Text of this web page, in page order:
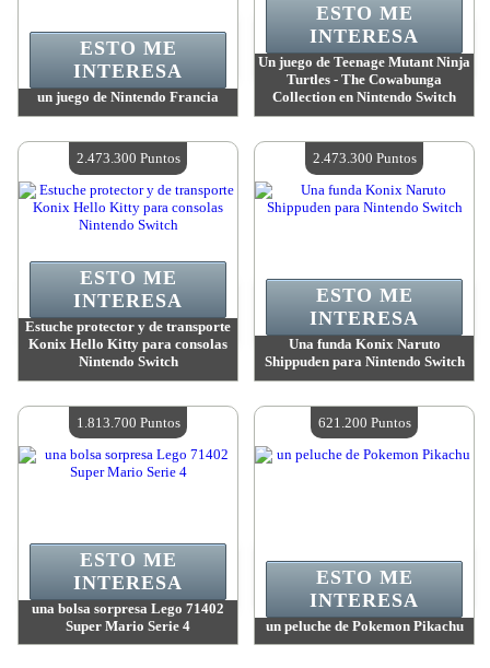
un juego de Nintendo Francia
Cantidad disponible:4
ESTO ME
INTERESA
Un juego de Teenage Mutant Ninja
Turtles - The Cowabunga
Collection en Nintendo Switch
Cantidad disponible:4
ESTO ME
INTERESA
Estuche protector y de transporte
Konix Hello Kitty para consolas
Nintendo Switch
Cantidad disponible:4
ESTO ME
INTERESA
2.473.300 Puntos
Una funda Konix Naruto
Shippuden para Nintendo Switch
Cantidad disponible:4
ESTO ME
INTERESA
2.473.300 Puntos
una bolsa sorpresa Lego 71402
Super Mario Serie 4
ESTO ME
INTERESA
1.813.700 Puntos
un peluche de Pokemon Pikachu
ESTO ME
INTERESA
621.200 Puntos